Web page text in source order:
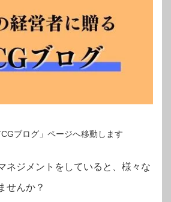
ブログ」ページへ移動します
ネジメントをしていると、様々な
せんか？